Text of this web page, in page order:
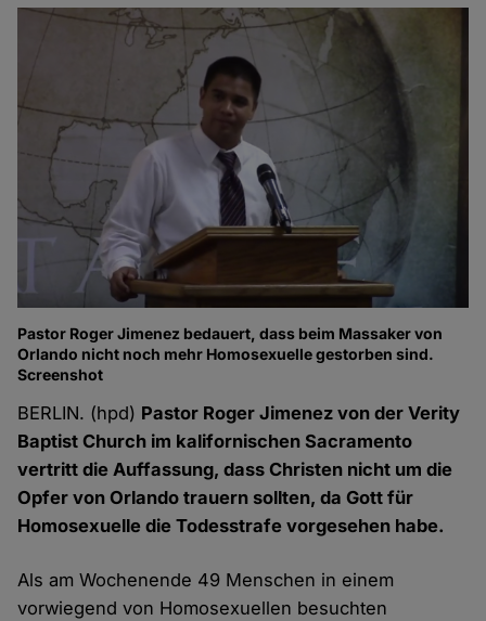
Pastor Roger Jimenez bedauert, dass beim Massaker von
Orlando nicht noch mehr Homosexuelle gestorben sind.
Screenshot
BERLIN. (hpd) Pastor Roger Jimenez von der Verity
Baptist Church im kalifornischen Sacramento
vertritt die Auffassung, dass Christen nicht um die
Opfer von Orlando trauern sollten, da Gott für
Homosexuelle die Todesstrafe vorgesehen habe.
Als am Wochenende 49 Menschen in einem
vorwiegend von Homosexuellen besuchten